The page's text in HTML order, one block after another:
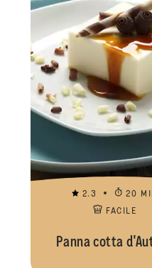
2.3
20
FACILE
Panna cotta